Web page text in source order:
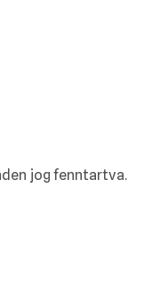
jog fenntartva.